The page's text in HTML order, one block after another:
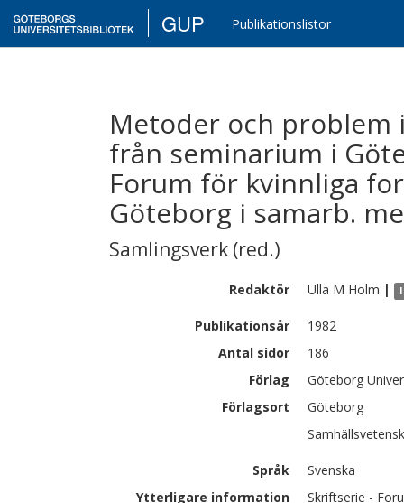
GUP Publikationslistor
Metoder och
från seminarium i
Forum för kvinnliga
Göteborg i samarb.
Samlingsverk (red.)
Redaktör Ulla M Holm |
Publikationsår
1982
Antal sidor
186
Förlag
Göteborg
Förlagsort
Göteborg
Språk
Svenska
Ytterligare information
Skriftserie -